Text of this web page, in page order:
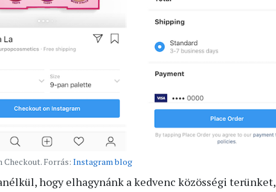
Checkout. Forrás: Instagram blog
hogy elhagynánk a kedvenc közösségi terünket,